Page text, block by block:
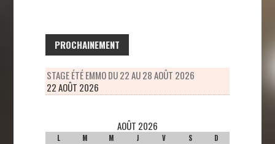
PROCHAINEMENT
STAGE ÉTÉ EMMO DU 22 AU 28 AOÛT 2026
22 AOÛT 2026
AOÛT 2026
L M M J V S D